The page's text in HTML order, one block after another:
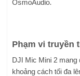
Phạm vi truyền
DJI Mic Mini 2
khoảng cách tối đa